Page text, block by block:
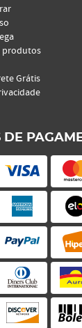
produtos
Grátis
DE